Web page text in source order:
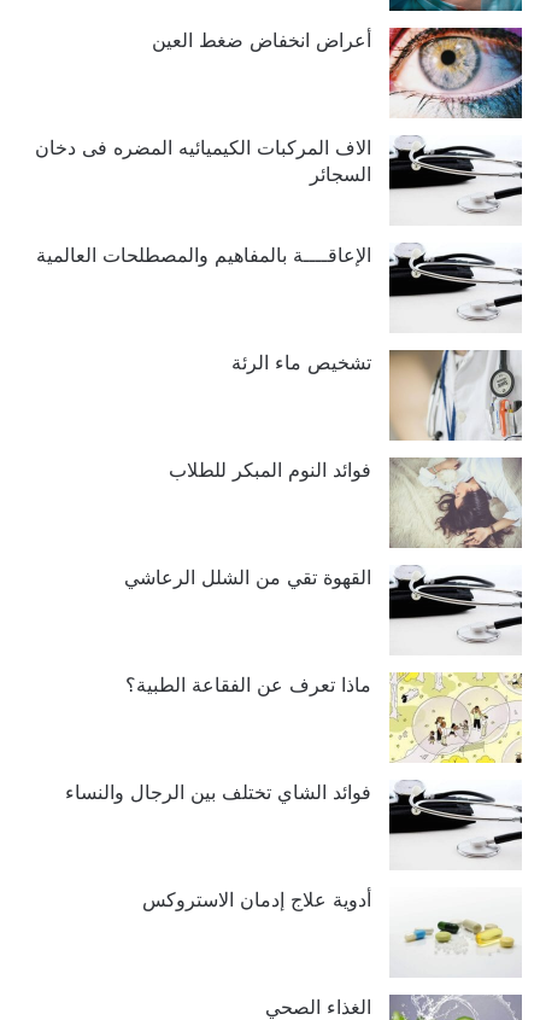
أعراض انخفاض ضغط العين
الاف المركبات الكيميائيه المضره فى دخان
السجائر
الإعاقــــة بالمفاهيم والمصطلحات العالمية
تشخيص ماء الرئة
فوائد النوم المبكر للطلاب
القهوة تقي من الشلل الرعاشي
ماذا تعرف عن الفقاعة الطبية؟
فوائد الشاي تختلف بين الرجال والنساء
أدوية علاج إدمان الاستروكس
الغذاء الصحي